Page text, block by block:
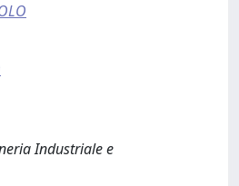
Industriale e